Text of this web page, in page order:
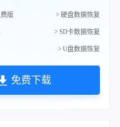
版 > 硬盘数据恢复
> SD卡数据恢复
> U盘数据恢复
免费下载